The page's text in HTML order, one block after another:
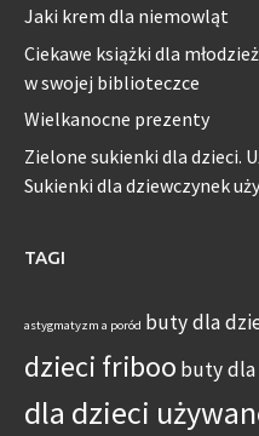
Jaki krem dla niemowląt
Ciekawe książki dla
w swojej biblioteczce
Wielkanocne prezenty
Zielone sukienki dla dzieci.
Sukienki dla dziewczynek
TAGI
astygmatyzm a poród buty dla
dzieci friboo buty
dla dzieci